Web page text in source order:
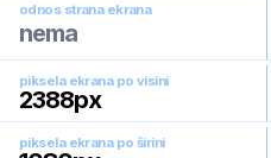
odnos strana ekrana
nema
piksela ekrana po visini
2388px
piksela ekrana po širini